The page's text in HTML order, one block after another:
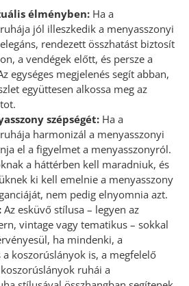
élményben: Ha a
jól illeszkedik a menyasszonyi
rendezett összhatást biztosít
a vendégek előtt, és persze a
egységes megjelenés segít abban,
együttesen alkossa meg az
szépségét: Ha a
harmonizál a menyasszonyi
el a figyelmet a menyasszonyról.
a háttérben kell maradniuk, és
ki kell emelnie a menyasszony
nem pedig elnyomnia azt.
Az esküvő stílusa – legyen az
vintage vagy tematikus – sokkal
ha mindenki, a
a koszorúslányok is, a megfelelő
ruhái a